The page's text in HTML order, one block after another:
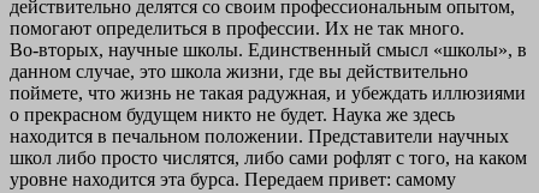
действительно делятся со своим профессиональным опытом,
помогают определиться в профессии. Их не так много.
Во-вторых, научные школы. Единственный смысл «школы», в
данном случае, это школа жизни, где вы действительно
поймете, что жизнь не такая радужная, и убеждать иллюзиями
о прекрасном будущем никто не будет. Наука же здесь
находится в печальном положении. Представители научных
школ либо просто числятся, либо сами рофлят с того, на каком
уровне находится эта бурса. Передаем привет: самому